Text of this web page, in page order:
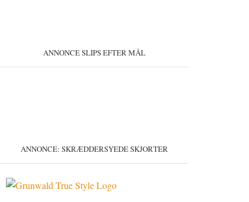
ANNONCE SLIPS EFTER MÅL
ANNONCE: SKRÆDDERSYEDE SKJORTER